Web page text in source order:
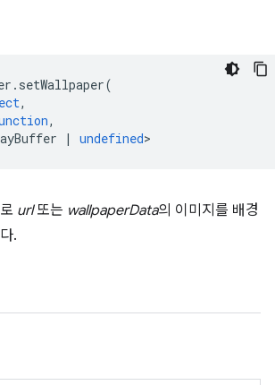
. setWallpaper(
,
,
| undefined>
url또는 wallpaperData의 이미지를 배경
.